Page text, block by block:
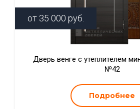
от 35 000 руб.
Дверь венге с утеплителем
№42
Подробнее